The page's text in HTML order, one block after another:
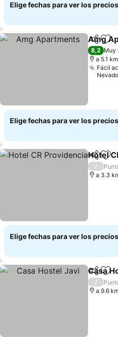
Elige fechas para ver los
Amg
8,2 Muy
a 5.1
Fácil
Nevado
Elige fechas para ver los
Hotel
/
a 3.3
Elige fechas para ver los
Casa
/
a 9.6